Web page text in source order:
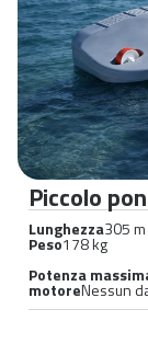
Piccolo
Lunghezza305 m
Peso178 kg
Potenza
motoreNessun